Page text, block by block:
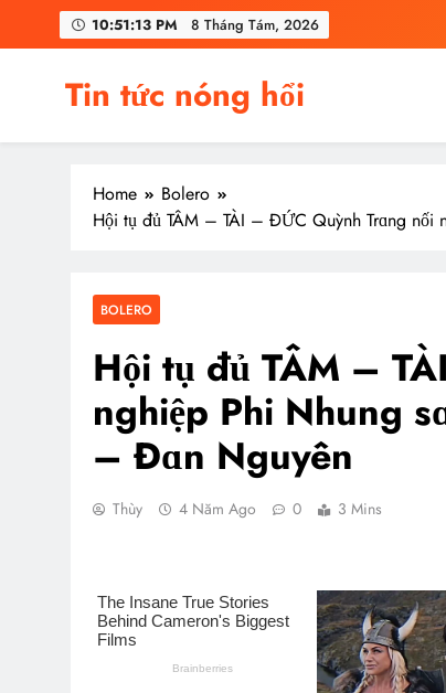
10:51:14 PM 8 Tháng Tám, 2026
Tin tức nóng hổi
Home
Bolero
Hội tụ đủ TÂM – TÀI – ĐỨC Quỳnh Trɑng nối
BOLERO
Hội tụ đủ TÂM –
nghiệp Phi Nhung
– Đɑn Nguyên
Thùy 4 Năm Ago 0 3 Mins